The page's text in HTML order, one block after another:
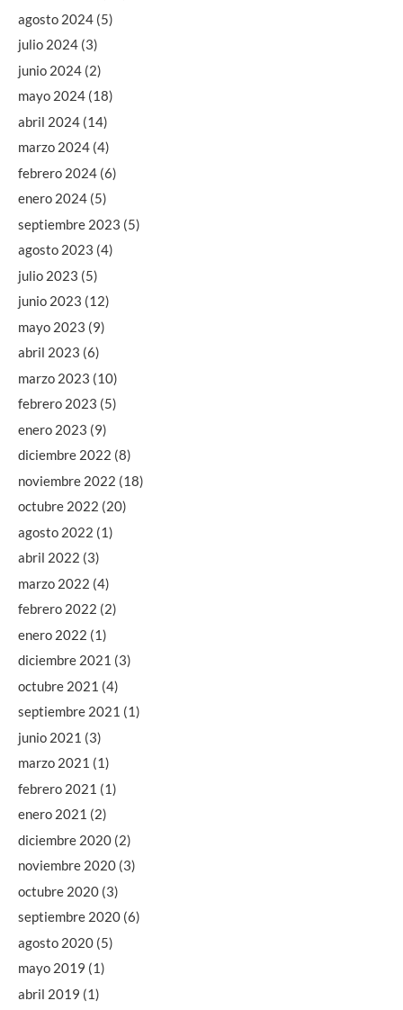
agosto 2024 (5)
julio 2024 (3)
junio 2024 (2)
mayo 2024 (18)
abril 2024 (14)
marzo 2024 (4)
febrero 2024 (6)
enero 2024 (5)
septiembre 2023 (5)
agosto 2023 (4)
julio 2023 (5)
junio 2023 (12)
mayo 2023 (9)
abril 2023 (6)
marzo 2023 (10)
febrero 2023 (5)
enero 2023 (9)
diciembre 2022 (8)
noviembre 2022 (18)
octubre 2022 (20)
agosto 2022 (1)
abril 2022 (3)
marzo 2022 (4)
febrero 2022 (2)
enero 2022 (1)
diciembre 2021 (3)
octubre 2021 (4)
septiembre 2021 (1)
junio 2021 (3)
marzo 2021 (1)
febrero 2021 (1)
enero 2021 (2)
diciembre 2020 (2)
noviembre 2020 (3)
octubre 2020 (3)
septiembre 2020 (6)
agosto 2020 (5)
mayo 2019 (1)
abril 2019 (1)